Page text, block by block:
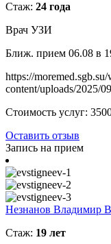
Стаж: 24 года
Врач УЗИ
Ближ. прием 06.08 в
https://
content/uploads/2025/
Стоимость услуг:
Оставить отзыв
Запись на прием
Незнанов Владимир
Стаж: 19 лет